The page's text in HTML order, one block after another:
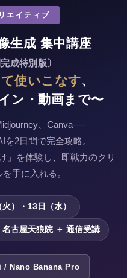
エイティブ
生成 集中講座
成特別版〕
使いこなす、
ン・動画まで〜
、Canva──
2日間で完全攻略。
」を体験し、即戦力のクリ
手に入れる。
）・13日（水）
名古屋天狼院 ＋ 通信受講
/ Nano Banana Pro